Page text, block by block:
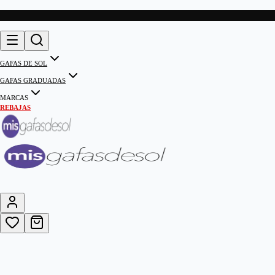
GAFAS DE SOL
GAFAS GRADUADAS
MARCAS
REBAJAS